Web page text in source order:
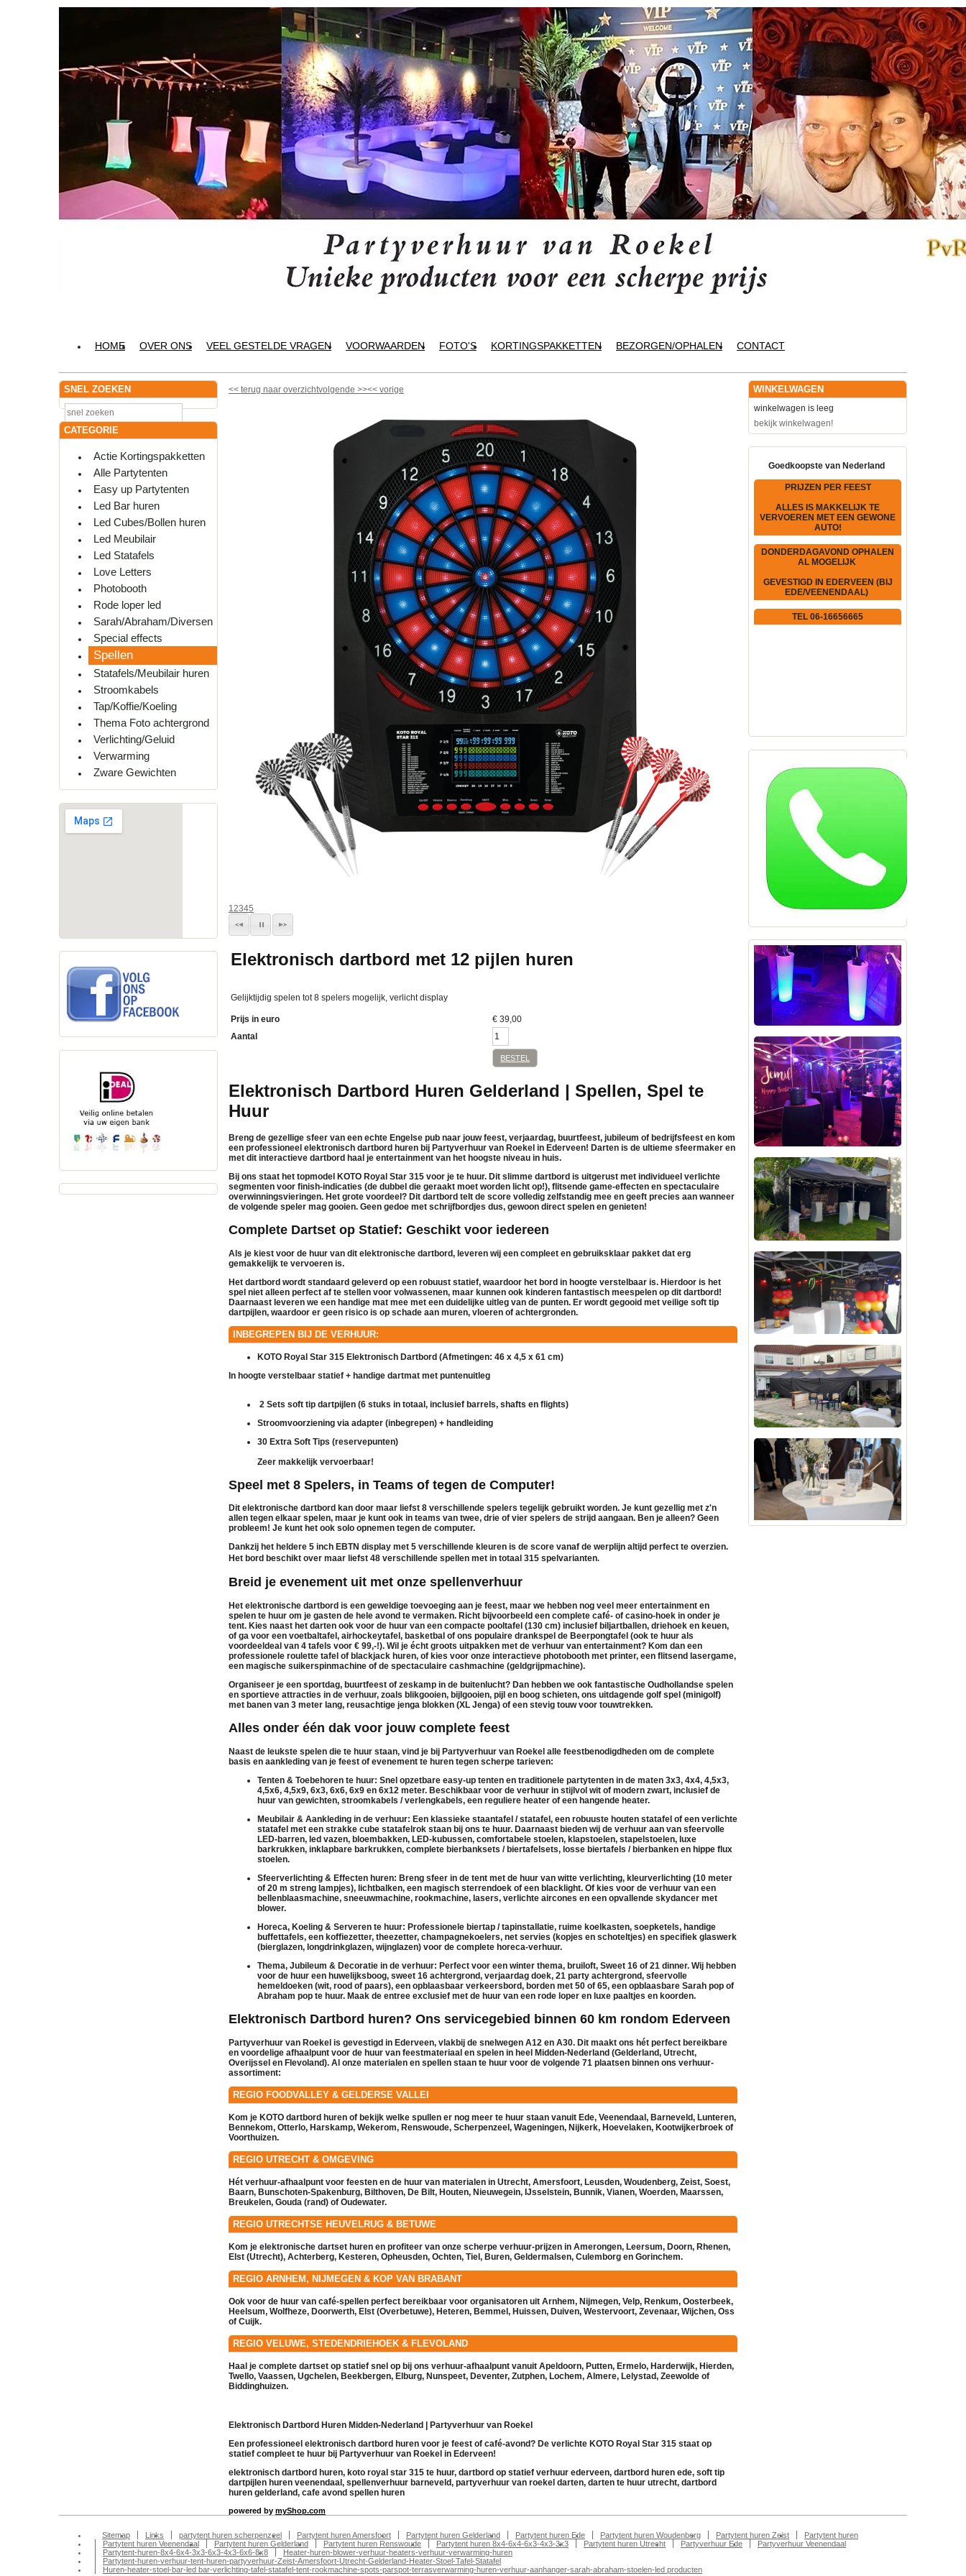
HOME OVER ONS VEEL GESTELDE VRAGEN VOORWAARDEN FOTO'S KORTINGSPAKKETTEN BEZORGEN/OPHALEN CONTACT
SNEL ZOEKEN
CATEGORIE
Actie Kortingspakketten
Alle Partytenten
Easy up Partytenten
Led Bar huren
Led Cubes/Bollen huren
Led Meubilair
Led Statafels
Love Letters
Photobooth
Rode loper led
Sarah/Abraham/Diversen
Special effects
Spellen
Statafels/Meubilair huren
Stroomkabels
Tap/Koffie/Koeling
Thema Foto achtergrond
Verlichting/Geluid
Verwarming
Zware Gewichten
<< terug naar overzichtvolgende >><< vorige
12345
Elektronisch dartbord met 12 pijlen huren
Gelijktijdig spelen tot 8 spelers mogelijk, verlicht display
Prijs in euro € 39,00
Aantal
BESTEL
Elektronisch Dartbord Huren Gelderland | Spellen, Spel te
Huur
Breng de gezellige sfeer van een echte Engelse pub naar jouw feest, verjaardag, buurtfeest, jubileum of bedrijfsfeest en kom
een professioneel elektronisch dartbord huren bij Partyverhuur van Roekel in Ederveen! Darten is de ultieme sfeermaker en
met dit interactieve dartbord haal je entertainment van het hoogste niveau in huis.
Bij ons staat het topmodel KOTO Royal Star 315 voor je te huur. Dit slimme dartbord is uitgerust met individueel verlichte
segmenten voor finish-indicaties (de dubbel die geraakt moet worden licht op!), flitsende game-effecten en spectaculaire
overwinningsvieringen. Het grote voordeel? Dit dartbord telt de score volledig zelfstandig mee en geeft precies aan wanneer
de volgende speler mag gooien. Geen gedoe met schrijfbordjes dus, gewoon direct spelen en genieten!
Complete Dartset op Statief: Geschikt voor iedereen
Als je kiest voor de huur van dit elektronische dartbord, leveren wij een compleet en gebruiksklaar pakket dat erg
gemakkelijk te vervoeren is.
Het dartbord wordt standaard geleverd op een robuust statief, waardoor het bord in hoogte verstelbaar is. Hierdoor is het
spel niet alleen perfect af te stellen voor volwassenen, maar kunnen ook kinderen fantastisch meespelen op dit dartbord!
Daarnaast leveren we een handige mat mee met een duidelijke uitleg van de punten. Er wordt gegooid met veilige soft tip
dartpijlen, waardoor er geen risico is op schade aan muren, vloeren of achtergronden.
INBEGREPEN BIJ DE VERHUUR:
KOTO Royal Star 315 Elektronisch Dartbord (Afmetingen: 46 x 4,5 x 61 cm)
In hoogte verstelbaar statief + handige dartmat met puntenuitleg
2 Sets soft tip dartpijlen (6 stuks in totaal, inclusief barrels, shafts en flights)
Stroomvoorziening via adapter (inbegrepen) + handleiding
30 Extra Soft Tips (reservepunten)
Zeer makkelijk vervoerbaar!
Speel met 8 Spelers, in Teams of tegen de Computer!
Dit elektronische dartbord kan door maar liefst 8 verschillende spelers tegelijk gebruikt worden. Je kunt gezellig met z'n
allen tegen elkaar spelen, maar je kunt ook in teams van twee, drie of vier spelers de strijd aangaan. Ben je alleen? Geen
probleem! Je kunt het ook solo opnemen tegen de computer.
Dankzij het heldere 5 inch EBTN display met 5 verschillende kleuren is de score vanaf de werplijn altijd perfect te overzien.
Het bord beschikt over maar liefst 48 verschillende spellen met in totaal 315 spelvarianten.
Breid je evenement uit met onze spellenverhuur
Het elektronische dartbord is een geweldige toevoeging aan je feest, maar we hebben nog veel meer entertainment en
spelen te huur om je gasten de hele avond te vermaken. Richt bijvoorbeeld een complete café- of casino-hoek in onder je
tent. Kies naast het darten ook voor de huur van een compacte pooltafel (130 cm) inclusief biljartballen, driehoek en keuen,
of ga voor een voetbaltafel , airhockeytafel , basketbal of ons populaire drankspel de Beerpongtafel (ook te huur als
voordeeldeal van 4 tafels voor € 99,-!). Wil je écht groots uitpakken met de verhuur van entertainment? Kom dan een
professionele roulette tafel of blackjack huren, of kies voor onze interactieve photobooth met printer, een flitsend lasergame,
een magische suikerspinmachine of de spectaculaire cashmachine (geldgrijpmachine).
Organiseer je een sportdag, buurtfeest of zeskamp in de buitenlucht? Dan hebben we ook fantastische Oudhollandse spelen
en sportieve attracties in de verhuur, zoals blikgooien, bijlgooien, pijl en boog schieten, ons uitdagende golf spel (minigolf)
met banen van 3 meter lang, reusachtige jenga blokken (XL Jenga) of een stevig touw voor touwtrekken.
Alles onder één dak voor jouw complete feest
Naast de leukste spelen die te huur staan, vind je bij Partyverhuur van Roekel alle feestbenodigdheden om de complete
basis en aankleding van je feest of evenement te huren tegen scherpe tarieven:
Tenten & Toebehoren te huur: Snel opzetbare easy-up tenten en traditionele partytenten in de maten 3x3, 4x4, 4,5x3,
4,5x6, 4,5x9, 6x3, 6x6, 6x9 en 6x12 meter. Beschikbaar voor de verhuur in stijlvol wit of modern zwart, inclusief de
huur van gewichten, stroomkabels / verlengkabels, een reguliere heater of een hangende heater.
Meubilair & Aankleding in de verhuur: Een klassieke staantafel / statafel , een robuuste houten statafel of een verlichte
statafel met een strakke cube statafelrok staan bij ons te huur. Daarnaast bieden wij de verhuur aan van sfeervolle
LED-barren, led vazen, bloembakken, LED-kubussen, comfortabele stoelen, klapstoelen, stapelstoelen, luxe
barkrukken, inklapbare barkrukken, complete bierbanksets / biertafelsets, losse biertafels / bierbanken en hippe flux
stoelen.
Sfeerverlichting & Effecten huren: Breng sfeer in de tent met de huur van witte verlichting, kleurverlichting (10 meter
of 20 m streng lampjes), lichtbalken, een magisch sterrendoek of een blacklight. Of kies voor de verhuur van een
bellenblaasmachine, sneeuwmachine, rookmachine, lasers, verlichte aircones en een opvallende skydancer met
blower.
Horeca, Koeling & Serveren te huur: Professionele biertap / tapinstallatie, ruime koelkasten, soepketels, handige
buffettafels, een koffiezetter, theezetter, champagnekoelers, net servies (kopjes en schoteltjes) en specifiek glaswerk
(bierglazen, longdrinkglazen, wijnglazen) voor de complete horeca-verhuur.
Thema, Jubileum & Decoratie in de verhuur: Perfect voor een winter thema, bruiloft, Sweet 16 of 21 dinner. Wij hebben
voor de huur een huwelijksboog, sweet 16 achtergrond, verjaardag doek, 21 party achtergrond, sfeervolle
hemeldoeken (wit, rood of paars), een opblaasbaar verkeersbord, borden met 50 of 65, een opblaasbare Sarah pop of
Abraham pop te huur. Maak de entree exclusief met de huur van een rode loper en luxe paaltjes en koorden.
Elektronisch Dartbord huren? Ons servicegebied binnen 60 km rondom Ederveen
Partyverhuur van Roekel is gevestigd in Ederveen, vlakbij de snelwegen A12 en A30. Dit maakt ons hét perfect bereikbare
en voordelige afhaalpunt voor de huur van feestmateriaal en spelen in heel Midden-Nederland (Gelderland, Utrecht,
Overijssel en Flevoland). Al onze materialen en spellen staan te huur voor de volgende 71 plaatsen binnen ons verhuur-
assortiment:
REGIO FOODVALLEY & GELDERSE VALLEI
Kom je KOTO dartbord huren of bekijk welke spullen er nog meer te huur staan vanuit Ede, Veenendaal , Barneveld, Lunteren,
Bennekom, Otterlo, Harskamp, Wekerom, Renswoude, Scherpenzeel , Wageningen, Nijkerk, Hoevelaken, Kootwijkerbroek of
Voorthuizen.
REGIO UTRECHT & OMGEVING
Hét verhuur-afhaalpunt voor feesten en de huur van materialen in Utrecht, Amersfoort, Leusden, Woudenberg, Zeist, Soest,
Baarn, Bunschoten-Spakenburg, Bilthoven, De Bilt, Houten, Nieuwegein, IJsselstein, Bunnik, Vianen, Woerden, Maarssen,
Breukelen, Gouda (rand) of Oudewater.
REGIO UTRECHTSE HEUVELRUG & BETUWE
Kom je elektronische dartset huren en profiteer van onze scherpe verhuur-prijzen in Amerongen, Leersum, Doorn, Rhenen,
Elst (Utrecht), Achterberg, Kesteren, Opheusden, Ochten, Tiel , Buren, Geldermalsen, Culemborg en Gorinchem.
REGIO ARNHEM, NIJMEGEN & KOP VAN BRABANT
Ook voor de huur van café-spellen perfect bereikbaar voor organisatoren uit Arnhem, Nijmegen, Velp, Renkum, Oosterbeek,
Heelsum, Wolfheze, Doorwerth, Elst (Overbetuwe), Heteren, Bemmel , Huissen, Duiven, Westervoort, Zevenaar, Wijchen, Oss
of Cuijk.
REGIO VELUWE, STEDENDRIEHOEK & FLEVOLAND
Haal je complete dartset op statief snel op bij ons verhuur-afhaalpunt vanuit Apeldoorn, Putten, Ermelo, Harderwijk, Hierden,
Twello, Vaassen, Ugchelen, Beekbergen, Elburg, Nunspeet, Deventer, Zutphen, Lochem, Almere, Lelystad, Zeewolde of
Biddinghuizen.
Elektronisch Dartbord Huren Midden-Nederland | Partyverhuur van Roekel
Een professioneel elektronisch dartbord huren voor je feest of café-avond? De verlichte KOTO Royal Star 315 staat op
statief compleet te huur bij Partyverhuur van Roekel in Ederveen!
elektronisch dartbord huren, koto royal star 315 te huur, dartbord op statief verhuur ederveen, dartbord huren ede, soft tip
dartpijlen huren veenendaal, spellenverhuur barneveld, partyverhuur van roekel darten, darten te huur utrecht, dartbord
huren gelderland, cafe avond spellen huren
powered by myShop.com
WINKELWAGEN
winkelwagen is leeg
bekijk winkelwagen!
Goedkoopste van Nederland
PRIJZEN PER FEEST
ALLES IS MAKKELIJK TE
VERVOEREN MET EEN GEWONE
AUTO!
DONDERDAGAVOND OPHALEN
AL MOGELIJK
GEVESTIGD IN EDERVEEN (BIJ
EDE/VEENENDAAL)
TEL 06-16656665
Sitemap Links partytent huren scherpenzeel Partytent huren Amersfoort Partytent huren Gelderland Partytent huren Ede Partytent huren Woudenberg Partytent huren Zeist
Partytent huren
Partytent huren Veenendaal
Partytent huren Gelderland Partytent huren Renswoude Partytent huren 8x4-6x4-6x3-4x3-3x3 Partytent huren Utrecht Partyverhuur Ede
Partyverhuur Veenendaal
Partytent-huren-8x4-6x4-3x3-6x3-4x3-6x6-8x8
Heater-huren-blower-verhuur-heaters-verhuur-verwarming-huren
Partytent-huren-verhuur-tent-huren-partyverhuur-Zeist-Amersfoort-Utrecht-Gelderland-Heater-Stoel-Tafel-Statafel
Huren-heater-stoel-bar-led bar-verlichting-tafel-statafel-tent-rookmachine-spots-parspot-terrasverwarming-huren-verhuur-aanhanger-sarah-abraham-stoelen-led producten